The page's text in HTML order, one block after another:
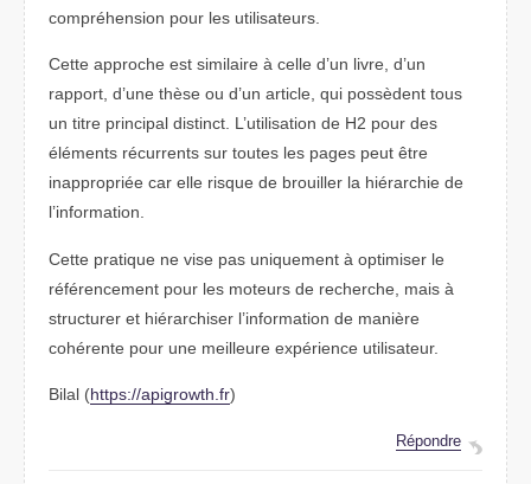
compréhension pour les utilisateurs.
Cette approche est similaire à celle d’un livre, d’un
rapport, d’une thèse ou d’un article, qui possèdent tous
un titre principal distinct. L’utilisation de H2 pour des
éléments récurrents sur toutes les pages peut être
inappropriée car elle risque de brouiller la hiérarchie de
l’information.
Cette pratique ne vise pas uniquement à optimiser le
référencement pour les moteurs de recherche, mais à
structurer et hiérarchiser l’information de manière
cohérente pour une meilleure expérience utilisateur.
Bilal (https://apigrowth.fr)
Répondre